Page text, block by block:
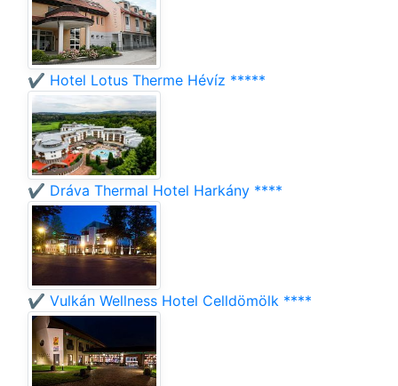
✔️ Hotel Lotus Therme Hévíz *****
✔️ Dráva Thermal Hotel Harkány ****
✔️ Vulkán Wellness Hotel Celldömölk ****